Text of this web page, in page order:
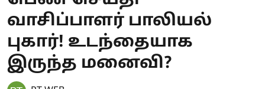
வாசிப்பாளர் பாலியல்
புகார்! உடந்தையாக
இருந்த மனைவி?